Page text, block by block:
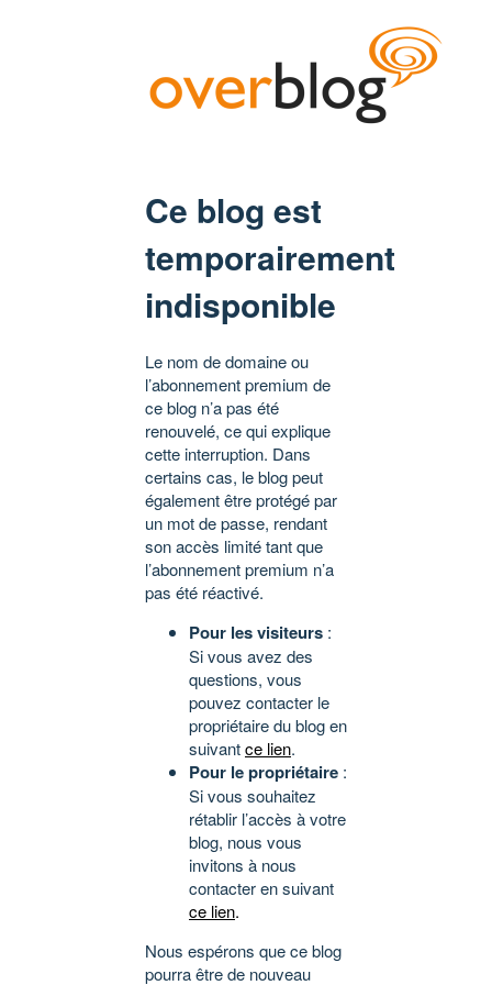
Ce blog est
temporairement
indisponible
Le nom de domaine ou
l’abonnement premium de
ce blog n’a pas été
renouvelé, ce qui explique
cette interruption. Dans
certains cas, le blog peut
également être protégé par
un mot de passe, rendant
son accès limité tant que
l’abonnement premium n’a
pas été réactivé.
Pour les visiteurs :
Si vous avez des
questions, vous
pouvez contacter le
propriétaire du blog en
suivantce lien.
Pour le propriétaire :
Si vous souhaitez
rétablir l’accès à votre
blog, nous vous
invitons à nous
contacter en suivant
ce lien.
Nous espérons que ce blog
pourra être de nouveau